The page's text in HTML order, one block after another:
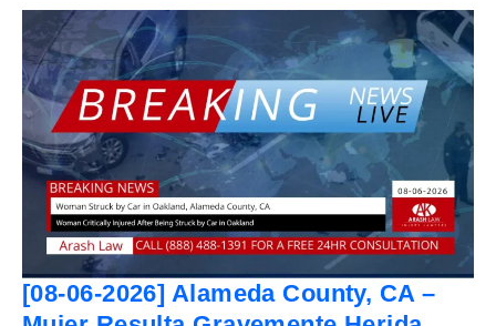
[08-06-2026] Alameda County, CA –